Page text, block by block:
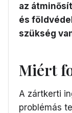
az
és
szükség
Miért
A zártkerti
problémás